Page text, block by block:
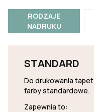
RODZAJE
NADRUKU
STANDARD
Do drukowania
farby standardowe.
Zapewnia to: